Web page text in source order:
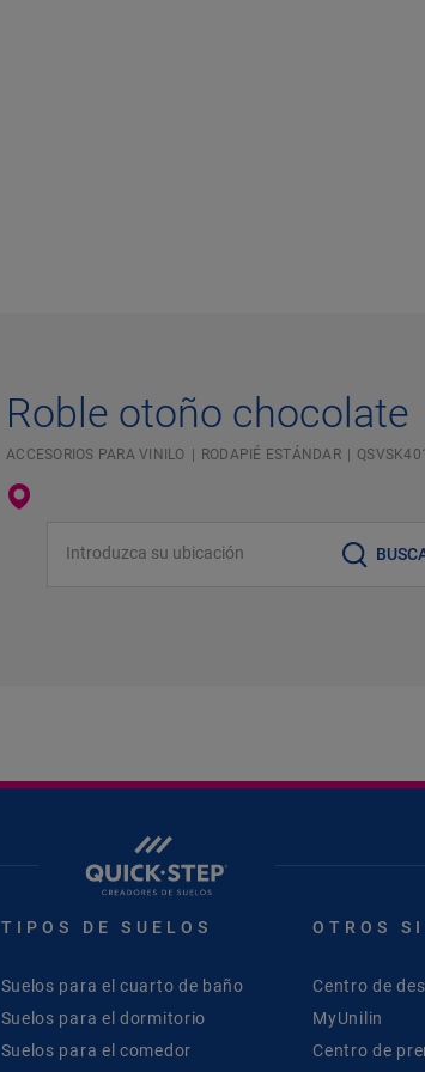
Roble otoño chocolate
ACCESORIOS PARA VINILO RODAPIÉ ESTÁNDAR
TIPOS DE SUELOS
Suelos para el cuarto de baño
Suelos para el dormitorio
Suelos para el comedor
OTROS
Centro de
MyUnilin
Centro de